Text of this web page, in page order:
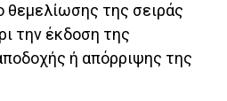
θεμελίωσης της σειράς
την έκδοση της
ή απόρριψης της